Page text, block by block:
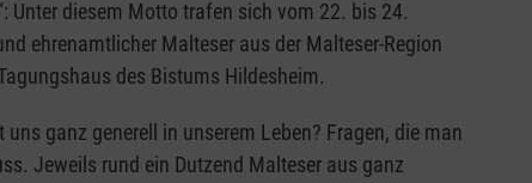
Unter diesem Motto trafen sich vom 22. bis 24.
ehrenamtlicher Malteser aus der Malteser-Region
des Bistums Hildesheim.
ganz generell in unserem Leben? Fragen, die man
Jeweils rund ein Dutzend Malteser aus ganz